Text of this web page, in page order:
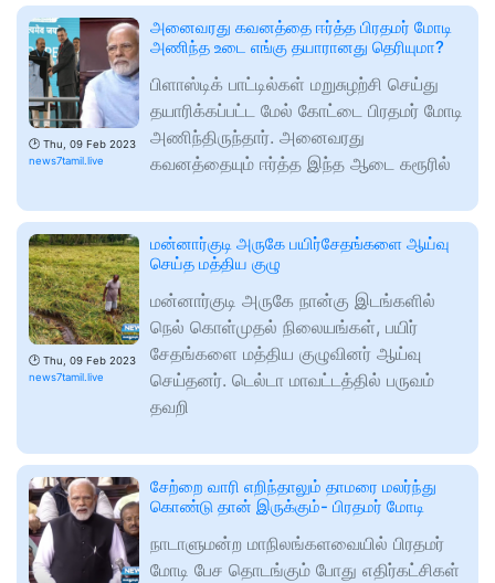
🕑 Thu, 09 Feb 2023
news7tamil.live
அனைவரது கவனத்தை ஈர்த்த பிரதமர் மோடி
அணிந்த உடை எங்கு தயாரானது தெரியுமா?
பிளாஸ்டிக் பாட்டில்கள் மறுசுழற்சி செய்து
தயாரிக்கப்பட்ட மேல் கோட்டை பிரதமர் மோடி
அணிந்திருந்தார். அனைவரது
கவனத்தையும் ஈர்த்த இந்த ஆடை கரூரில்
🕑 Thu, 09 Feb 2023
news7tamil.live
மன்னார்குடி அருகே பயிர்சேதங்களை ஆய்வு
செய்த மத்திய குழு
மன்னார்குடி அருகே நான்கு இடங்களில்
நெல் கொள்முதல் நிலையங்கள், பயிர்
சேதங்களை மத்திய குழுவினர் ஆய்வு
செய்தனர். டெல்டா மாவட்டத்தில் பருவம்
தவறி
சேற்றை வாரி எறிந்தாலும் தாமரை மலர்ந்து
கொண்டு தான் இருக்கும்- பிரதமர் மோடி
நாடாளுமன்ற மாநிலங்களவையில் பிரதமர்
மோடி பேச தொடங்கும் போது எதிர்கட்சிகள்